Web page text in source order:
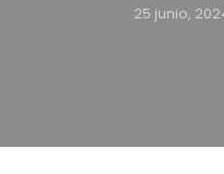
25 junio,